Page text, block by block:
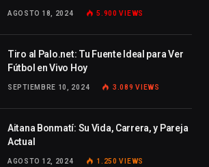
AGOSTO 18, 2024 5.900VIEWS
Tiro al Palo.net: Tu Fuente Ideal para Ver
Fútbol en Vivo Hoy
SEPTIEMBRE 10, 2024 3.089VIEWS
Aitana Bonmatí: Su Vida, Carrera, y Pareja
Actual
AGOSTO 12, 2024 1.250VIEWS